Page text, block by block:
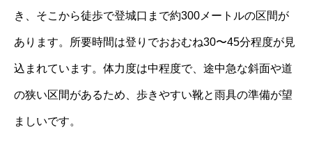
き、そこから徒歩で登城口まで約300メートルの区間が
あります。所要時間は登りでおおむね30〜45分程度が見
込まれています。体力度は中程度で、途中急な斜面や道
の狭い区間があるため、歩きやすい靴と雨具の準備が望
ましいです。